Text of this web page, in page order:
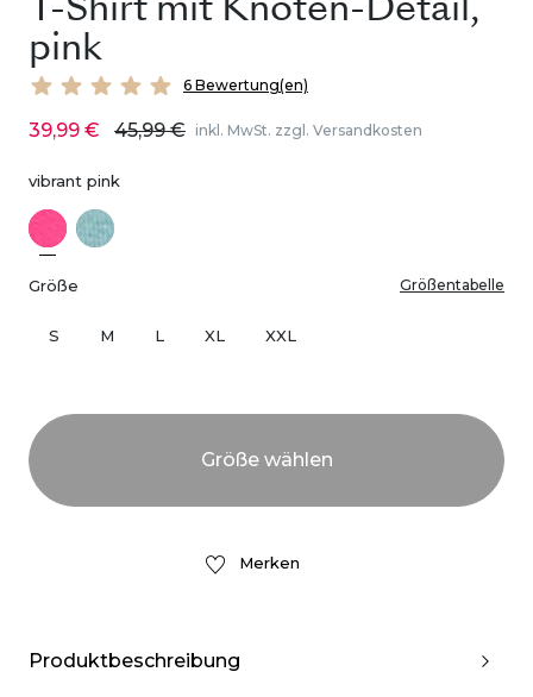
pink
6 Bewertung(en)
39,99 € 45,99 € inkl. MwSt. zzgl. Versandkosten
vibrant pink
Größe Größentabelle
S M L XL XXL
Merken
Produktbeschreibung